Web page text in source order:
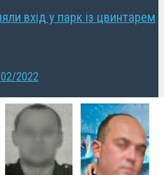
вхід у парк із цвинтарем
2022